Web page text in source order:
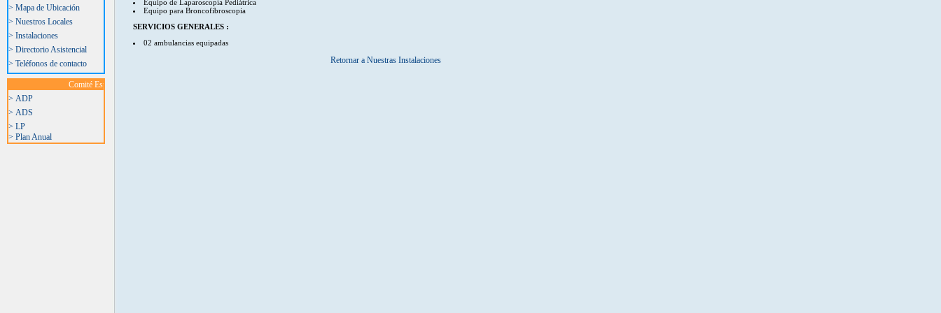
> Mapa de Ubicación
> Nuestros Locales
> Instalaciones
> Directorio Asistencial
> Teléfonos de contacto
Comité Especial Permanente
> ADP
> ADS
> LP
> Plan Anual
Equipo de Laparoscopía Pediátrica
Equipo para Broncofibroscopia
SERVICIOS GENERALES :
02 ambulancias equipadas
Retornar a Nuestras Instalaciones